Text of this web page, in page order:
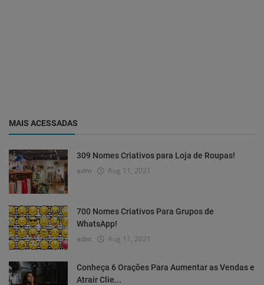
MAIS ACESSADAS
309 Nomes Criativos para Loja de Roupas!
adm Aug 11, 2021
700 Nomes Criativos Para Grupos de
WhatsApp!
adm Aug 11, 2021
Conheça 6 Orações Para Aumentar as Vendas e
Atrair Clie...